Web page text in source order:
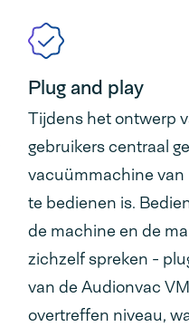
Plug and play
Tijdens het ontwerp
gebruikers centraal
vacuümmachine van
te bedienen is.
de machine en de
zichzelf spreken -
van de Audionvac
overtreffen niveau,